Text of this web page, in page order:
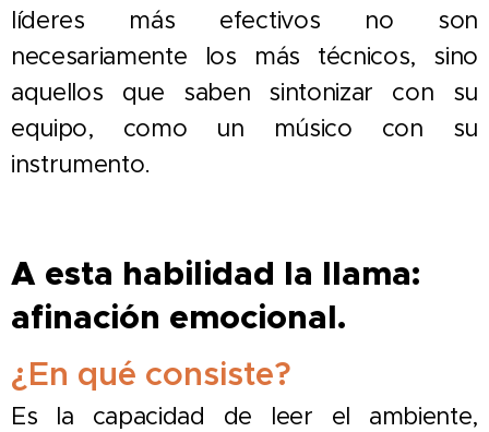
líderes más efectivos no son
necesariamente los más técnicos, sino
aquellos que saben sintonizar con su
equipo, como un músico con su
instrumento.
A esta habilidad la llama:
afinación emocional.
¿En qué consiste?
Es la capacidad de leer el ambiente,